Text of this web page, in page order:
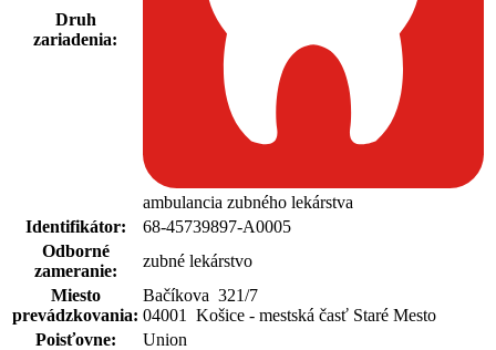
Druh
zariadenia:
ambulancia zubného lekárstva
Identifikátor:
68-45739897-A0005
Odborné
zameranie:
zubné lekárstvo
Miesto
prevádzkovania:
Bačíkova 321/7
04001 Košice - mestská časť Staré Mesto
Poisťovne:
Union